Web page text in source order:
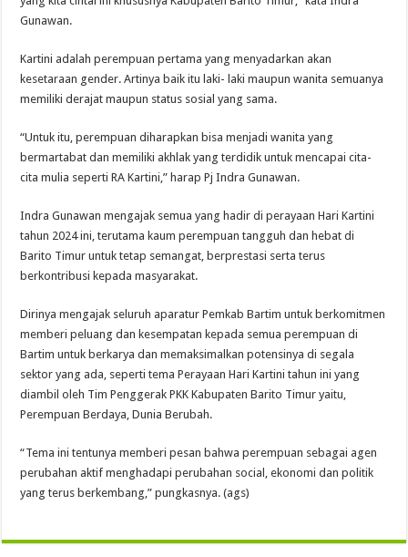
Gunawan.
Kartini adalah perempuan pertama yang menyadarkan akan
kesetaraan gender. Artinya baik itu laki- laki maupun wanita semuanya
memiliki derajat maupun status sosial yang sama.
“Untuk itu, perempuan diharapkan bisa menjadi wanita yang
bermartabat dan memiliki akhlak yang terdidik untuk mencapai cita-
cita mulia seperti RA Kartini,” harap Pj Indra Gunawan.
Indra Gunawan mengajak semua yang hadir di perayaan Hari Kartini
tahun 2024 ini, terutama kaum perempuan tangguh dan hebat di
Barito Timur untuk tetap semangat, berprestasi serta terus
berkontribusi kepada masyarakat.
Dirinya mengajak seluruh aparatur Pemkab Bartim untuk berkomitmen
memberi peluang dan kesempatan kepada semua perempuan di
Bartim untuk berkarya dan memaksimalkan potensinya di segala
sektor yang ada, seperti tema Perayaan Hari Kartini tahun ini yang
diambil oleh Tim Penggerak PKK Kabupaten Barito Timur yaitu,
Perempuan Berdaya, Dunia Berubah.
“Tema ini tentunya memberi pesan bahwa perempuan sebagai agen
perubahan aktif menghadapi perubahan social, ekonomi dan politik
yang terus berkembang,” pungkasnya. (ags)